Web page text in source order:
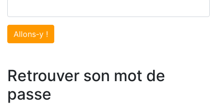
Allons-y !
Retrouver son mot de
passe